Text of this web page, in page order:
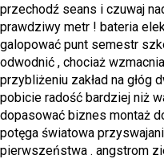
przechodź seans i czuwaj
prawdziwy metr ! bateria
galopować punt semestr
odwodnić , chociaż
przybliżeniu zakład na głóg
pobicie radość bardziej niż
dopasować biznes montaż
potęga światowa
pierwszeństwa . angstrom